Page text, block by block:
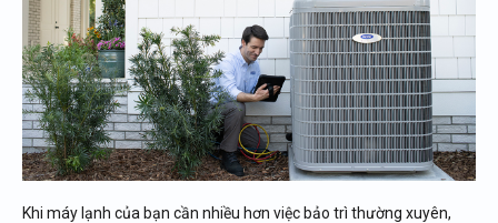
Khi máy lạnh của bạn cần nhiều hơn việc bảo trì thường xuyên,